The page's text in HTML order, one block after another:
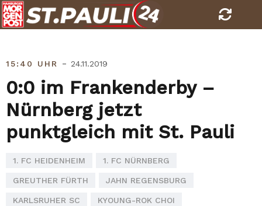
Skip
to
15:40 UHR - 24.11.2019
0:0 im Frankenderby –
Nürnberg jetzt
punktgleich mit St. Pauli
1. FC HEIDENHEIM 1. FC NÜRNBERG
GREUTHER FÜRTH JAHN REGENSBURG
KARLSRUHER SC KYOUNG-ROK CHOI